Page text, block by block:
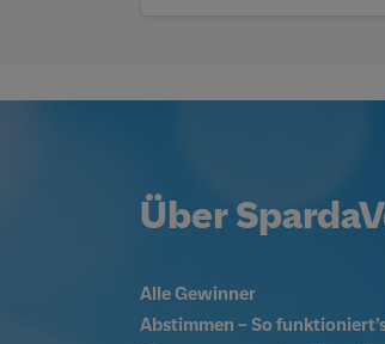
Über
Alle Gewinner
Abstimmen – So